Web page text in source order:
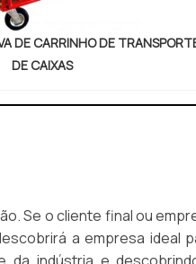
DE CARRINHO DE
DE CAIXAS
a empresa ideal
da indústria e